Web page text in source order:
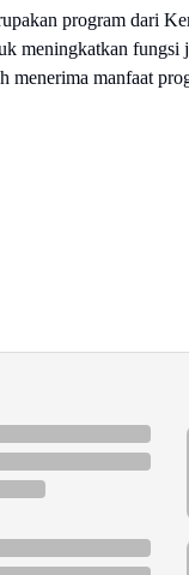
program dari
meningkatkan fungsi
menerima manfaat